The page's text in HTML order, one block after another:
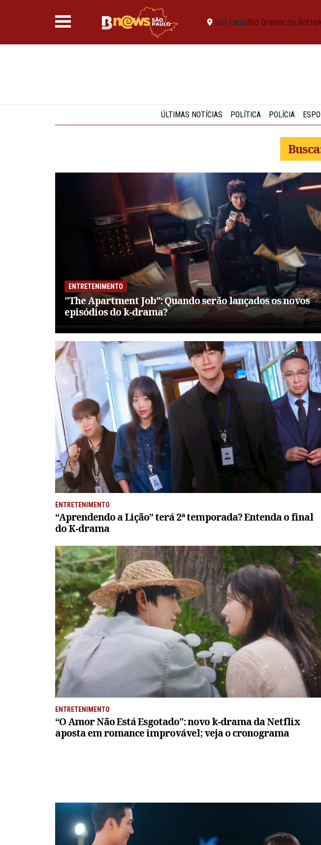
São PauloRio Grande do Norte
ÚLTIMAS NOTÍCIAS POLÍTICA POLÍCIA
ENTRETENIMENTO
"The Apartment Job": Quando serão lançados os novos
episódios do k-drama?
ENTRETENIMENTO
“Aprendendo a Lição” terá 2ª temporada? Entenda o final
do K-drama
ENTRETENIMENTO
“O Amor Não Está Esgotado": novo k-drama da Netflix
aposta em romance improvável; veja o cronograma